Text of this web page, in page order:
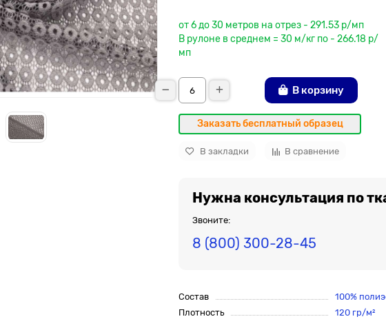
от 6 до 30 метров на отрез - 291.53 р/мп
В рулоне в среднем = 30 м/кг по - 266.18 р/
мп
В корзину
Заказать бесплатный образец
В закладки В сравнение
Нужна консультация по
Звоните:
8 (800) 300-28-45
Состав
100%
Плотность
120 гр/м²